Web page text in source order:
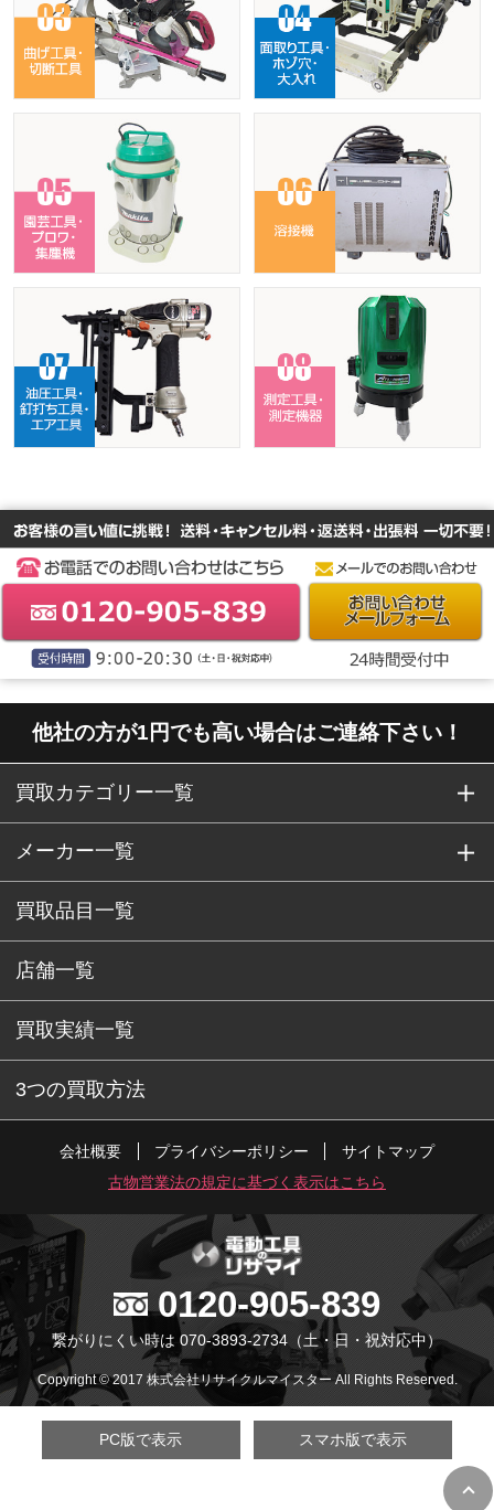
他社の方が1円でも高い場合はご連絡下さい！
買取カテゴリー一覧
メーカー一覧
買取品目一覧
店舗一覧
買取実績一覧
3つの買取方法
会社概要 プライバシーポリシー
サイトマップ
古物営業法の規定に基づく表示はこちら
0120-905-839
繋がりにくい時は 070-3893-2734 （土・日・祝対応中）
Copyright © 2017 株式会社リサイクルマイスター All Rights Reserved.
PC版で表示 スマホ版で表示